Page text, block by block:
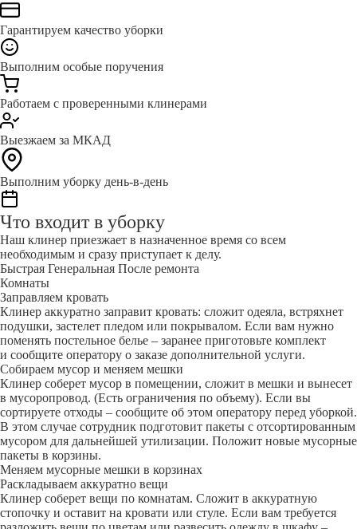
Гарантируем качество уборки
Выполним особые поручения
Работаем с проверенными клинерами
Выезжаем за МКАД
Выполним уборку день-в-день
Что входит в уборку
Наш клинер приезжает в назначенное время со всем
необходимым и сразу приступает к делу.
Быстрая Генеральная После ремонта
Комнаты
Заправляем кровать
Клинер аккуратно заправит кровать: сложит одеяла, встряхнет
подушки, застелет пледом или покрывалом. Если вам нужно
поменять постельное белье – заранее приготовьте комплект
и сообщите оператору о заказе дополнительной услуги.
Собираем мусор и меняем мешки
Клинер соберет мусор в помещении, сложит в мешки и вынесет
в мусоропровод. (Есть ограничения по объему). Если вы
сортируете отходы – сообщите об этом оператору перед уборкой.
В этом случае сотрудник подготовит пакеты с отсортированным
мусором для дальнейшей утилизации. Положит новые мусорные
пакеты в корзины.
Меняем мусорные мешки в корзинах
Раскладываем аккуратно вещи
Клинер соберет вещи по комнатам. Сложит в аккуратную
стопочку и оставит на кровати или стуле. Если вам требуется